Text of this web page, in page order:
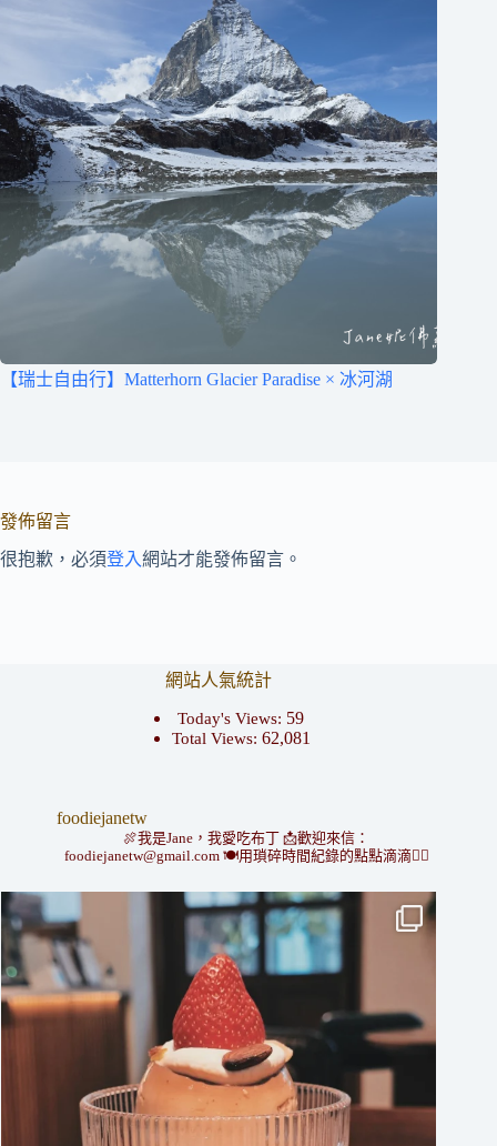
【瑞士自由行】Matterhorn Glacier Paradise × 冰河湖
發佈留言
很抱歉，必須登入網站才能發佈留言。
網站人氣統計
Today's Views: 59
Total Views: 62,081
foodiejanetw
🍖我是Jane，我愛吃布丁 📩歡迎來信：
foodiejanetw@gmail.com🍽用瑣碎時間紀錄的點點滴滴👇🏻